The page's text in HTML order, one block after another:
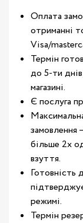
Оплата
отриманні
Visa/
Термін
до 5-ти
магазині.
Є послуга
замовлення
більше 2х
взуття.
Готовність
режимі.
Термін